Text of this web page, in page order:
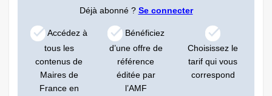
Déjà abonné ? Se connecter
Accédez à
tous les
contenus de
Maires de
France en
Bénéficiez
d’une offre de
référence
éditée par
l’AMF
Choisissez le
tarif qui vous
correspond